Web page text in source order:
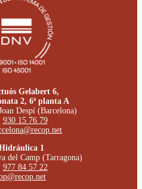
Gelabert 6,
2, 6ª planta A
Despí (Barcelona)
930 15 76 79
1
del Camp (Tarragona)
977 84 57 22